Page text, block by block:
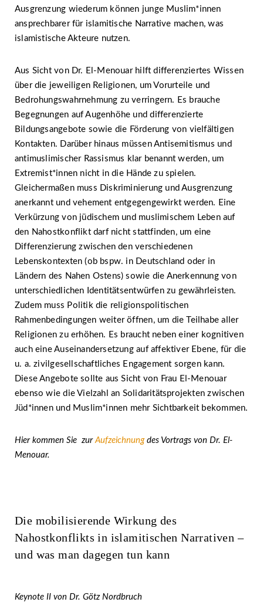
Ausgrenzung wiederum können junge Muslim*innen
ansprechbarer für islamitische Narrative machen, was
islamistische Akteure nutzen.
Aus Sicht von Dr. El-Menouar hilft differenziertes Wissen
über die jeweiligen Religionen, um Vorurteile und
Bedrohungswahrnehmung zu verringern. Es brauche
Begegnungen auf Augenhöhe und differenzierte
Bildungsangebote sowie die Förderung von vielfältigen
Kontakten. Darüber hinaus müssen Antisemitismus und
antimuslimischer Rassismus klar benannt werden, um
Extremist*innen nicht in die Hände zu spielen.
Gleichermaßen muss Diskriminierung und Ausgrenzung
anerkannt und vehement entgegengewirkt werden. Eine
Verkürzung von jüdischem und muslimischem Leben auf
den Nahostkonflikt darf nicht stattfinden, um eine
Differenzierung zwischen den verschiedenen
Lebenskontexten (ob bspw. in Deutschland oder in
Ländern des Nahen Ostens) sowie die Anerkennung von
unterschiedlichen Identitätsentwürfen zu gewährleisten.
Zudem muss Politik die religionspolitischen
Rahmenbedingungen weiter öffnen, um die Teilhabe aller
Religionen zu erhöhen. Es braucht neben einer kognitiven
auch eine Auseinandersetzung auf affektiver Ebene, für die
u. a. zivilgesellschaftliches Engagement sorgen kann.
Diese Angebote sollte aus Sicht von Frau El-Menouar
ebenso wie die Vielzahl an Solidaritätsprojekten zwischen
Jüd*innen und Muslim*innen mehr Sichtbarkeit bekommen.
Hier kommen Sie zurAufzeichnungdes Vortrags von Dr. El-
Menouar.
Die mobilisierende Wirkung des
Nahostkonflikts in islamitischen Narrativen –
und was man dagegen tun kann
Keynote II von Dr. Götz Nordbruch